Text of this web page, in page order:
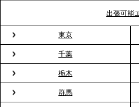
TBS「Nスタ」で、
ドブルが紹介されました
2026.3.23
プレスリリースのご案内｜
会”が企業で広がる。 新入
ィスケータリング』という
出張可能
東京
千葉
栃木
群馬